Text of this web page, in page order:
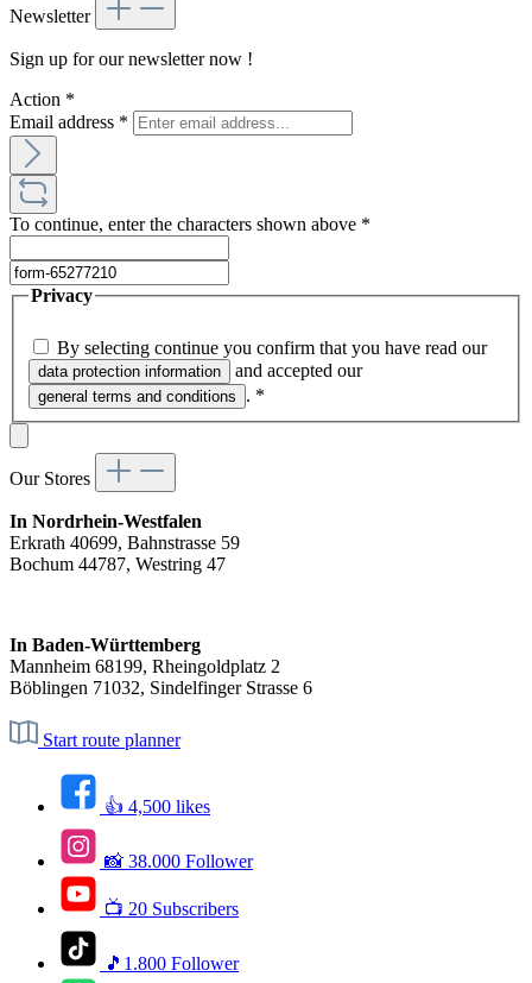
Newsletter
Sign up for our newsletter now !
Action *
Email address *
To continue, enter the characters shown above *
Privacy
By selecting continue you confirm that you have read our
data protection information and accepted our
general terms and conditions . *
Our Stores
In Nordrhein-Westfalen
Erkrath 40699, Bahnstrasse 59
Bochum 44787, Westring 47
In Baden-Württemberg
Mannheim 68199, Rheingoldplatz 2
Böblingen 71032, Sindelfinger Strasse 6
Start route planner
👍 4,500 likes
📸 38.000 Follower
📺 20 Subscribers
🎵1.800 Follower